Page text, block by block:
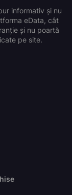
informativ și nu
eData, cât
și nu poartă
pe site.